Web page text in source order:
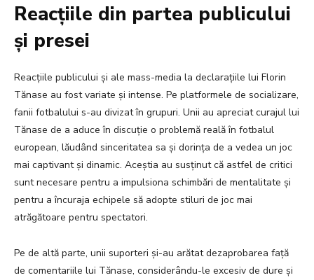
Reacțiile din partea publicului
și presei
Reacțiile publicului și ale mass-media la declarațiile lui Florin
Tănase au fost variate și intense. Pe platformele de socializare,
fanii fotbalului s-au divizat în grupuri. Unii au apreciat curajul lui
Tănase de a aduce în discuție o problemă reală în fotbalul
european, lăudând sinceritatea sa și dorința de a vedea un joc
mai captivant și dinamic. Aceștia au susținut că astfel de critici
sunt necesare pentru a impulsiona schimbări de mentalitate și
pentru a încuraja echipele să adopte stiluri de joc mai
atrăgătoare pentru spectatori.
Pe de altă parte, unii suporteri și-au arătat dezaprobarea față
de comentariile lui Tănase, considerându-le excesiv de dure și